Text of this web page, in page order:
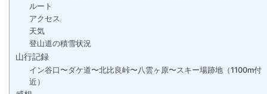
ルート
アクセス
天気
登山道の積雪状況
山行記録
イン谷口〜ダケ道〜北比良峠〜八雲ヶ原〜スキー場跡地（1100m付
近）